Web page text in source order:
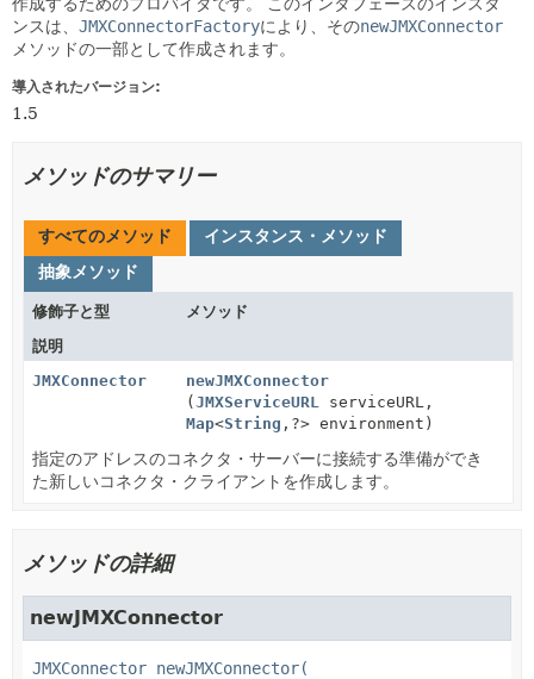
ンスは、 JMXConnectorFactoryにより、そのnewJMXConnector
メソッドの一部として作成されます。
導入されたバージョン:
1.5
メソッドのサマリー
すべてのメソッド
インスタンス・メソッド
抽象メソッド
修飾子と型
メソッド
説明
JMXConnector
newJMXConnector
( JMXServiceURL serviceURL,
Map<String , ?> environment)
指定のアドレスのコネクタ・サーバーに接続する準備ができ
た新しいコネクタ・クライアントを作成します。
メソッドの詳細
newJMXConnector
JMXConnector newJMXConnector(